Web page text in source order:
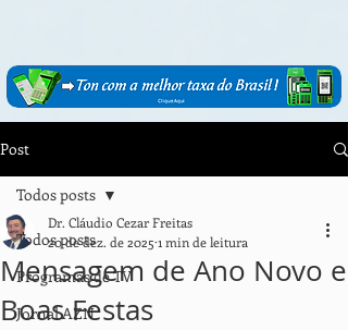
Post
Todos posts
Programas de TV
Jornal AZN
Todos posts
Mensagem de Ano Novo e
Boas Festas
Dr. Cláudio Cezar Freitas
20 de dez. de 2025 1 min de leitura